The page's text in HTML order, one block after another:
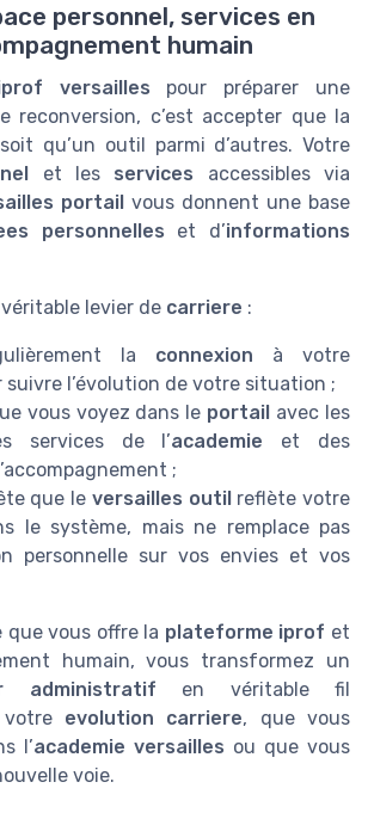
personnel, services en
humain
versailles pour préparer une
reconversion, c’est accepter que la
qu’un outil parmi d’autres. Votre
et les services accessibles via
portail vous donnent une base
personnelles et d’informations
levier de carriere :
la connexion à votre
suivre l’évolution de votre situation ;
vous voyez dans le portail avec les
services de l’academie et des
;
que le versailles outilreflète votre
le système, mais ne remplace pas
personnelle sur vos envies et vos
que vous offre la plateforme iprof et
humain, vous transformez un
administratif en véritable fil
evolution carriere, que vous
l’academie versailles ou que vous
voie.